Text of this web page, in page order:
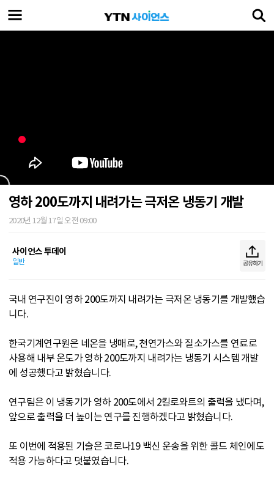
영하 200도까지 내려가는 극저온 냉동기 개발
2020년 12월 17일 오전 09:00
사이언스 투데이
일반 공유하기
국내 연구진이 영하 200도까지 내려가는 극저온 냉동기를 개발했습
니다.
한국기계연구원은 네온을 냉매로, 천연가스와 질소가스를 연료로
사용해 내부 온도가 영하 200도까지 내려가는 냉동기 시스템 개발
에 성공했다고 밝혔습니다.
연구팀은 이 냉동기가 영하 200도에서 2킬로와트의 출력을 냈다며,
앞으로 출력을 더 높이는 연구를 진행하겠다고 밝혔습니다.
또 이번에 적용된 기술은 코로나19 백신 운송을 위한 콜드 체인에도
적용 가능하다고 덧붙였습니다.